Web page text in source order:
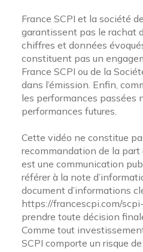
France SCPI et la société
garantissent pas le rachat
chiffres et données
constituent pas un
France SCPI ou de la
dans l’émission. Enfin,
les performances passées
performances futures.
Cette vidéo ne constitue
recommandation de la part
est une communication
référer à la note
document d’informations
https://francescpi.com/
prendre toute décision
Comme tout
SCPI comporte un risque